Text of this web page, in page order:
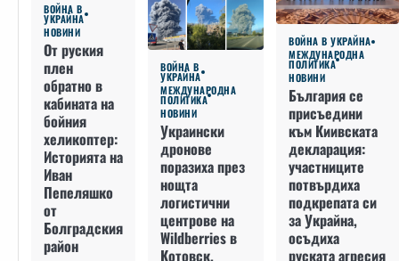
ВОЙНА В
УКРАЙНА
НОВИНИ
От руския
плен
обратно в
кабината на
бойния
хеликоптер:
Историята на
Иван
Пепеляшко
от
Болградския
район
ВОЙНА В
УКРАЙНА
МЕЖДУНАРОДНА
ПОЛИТИКА
НОВИНИ
Украински
дронове
поразиха през
нощта
логистични
центрове на
Wildberries в
Котовск,
ВОЙНА В УКРАЙНА
МЕЖДУНАРОДНА
ПОЛИТИКА
НОВИНИ
България се
присъедини
към Киивската
декларация:
участниците
потвърдиха
подкрепата си
за Украйна,
осъдиха
руската агресия